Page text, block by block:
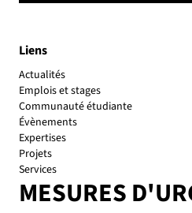
Liens
Actualités
Emplois et stages
Communauté étudiante
Évènements
Expertises
Projets
Services
MESURES